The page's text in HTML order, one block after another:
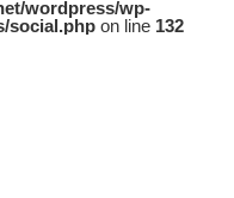
wordpress/wp-
social.php on line 132